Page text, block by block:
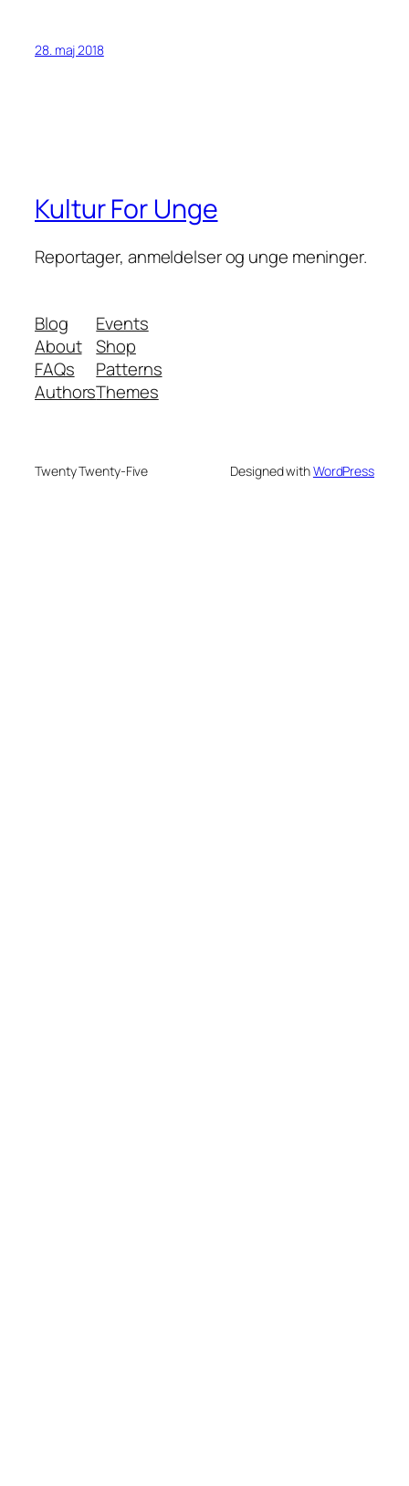
28. maj 2018
Kultur For Unge
Reportager, anmeldelser og unge meninger.
Blog
About
FAQs
Authors
Events
Shop
Patterns
Themes
Twenty Twenty-Five Designed withWordPress